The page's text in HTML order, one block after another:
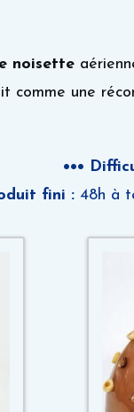
noisette
comme une
•••
fini : 48h à